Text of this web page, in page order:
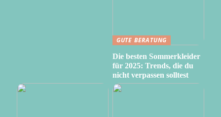
GUTE BERATUNG
Die besten Sommerkleider
für 2025: Trends, die du
nicht verpassen solltest